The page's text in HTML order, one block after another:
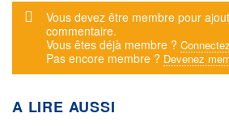
Message d'alerte
Vous devez être membre pour
commentaire.
Vous êtes déjà membre ?
Pas encore membre ? Devenez
A LIRE AUSSI